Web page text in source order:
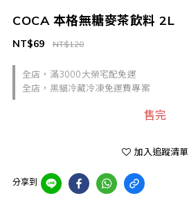
COCA 本格無糖麥茶飲料 2L
全店，滿3000大榮宅配免運
全店，黑貓冷藏冷凍免運費專案
NT$120
NT$69
售完
加入追蹤清單
分享到